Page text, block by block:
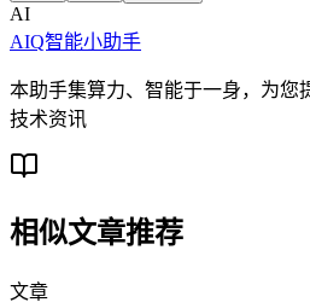
AI
AIQ智能小助手
本助手集算力、智能于一身，为您
技术资讯
相似文章推荐
文章